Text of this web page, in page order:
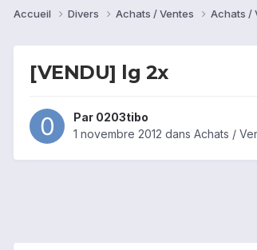
Accueil Divers Achats / Ventes Achats /
[VENDU] lg 2x
Par 0203tibo
1 novembre 2012 dans Achats /